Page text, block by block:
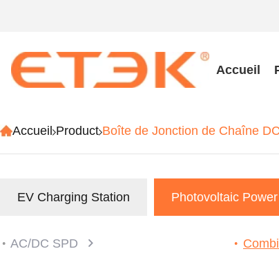
Accueil
Accueil Product Boîte de Jonction de Chaîne
EV Charging Station Photovoltaic
AC/DC SPD